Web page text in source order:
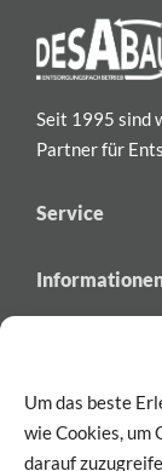
Um das beste
wie Cookies, um
darauf
Seit 1995 sind
Partner für
Service
für exklusive